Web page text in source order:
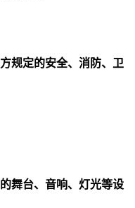
规定的安全、消防、卫
舞台、音响、灯光等设